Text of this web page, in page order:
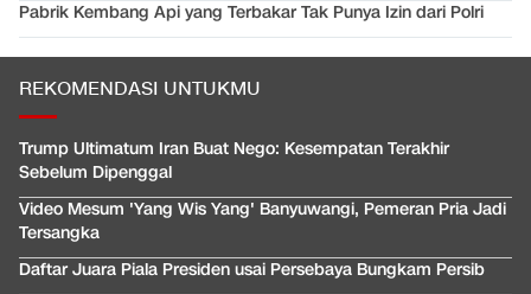
Pabrik Kembang Api yang Terbakar Tak Punya Izin dari Polri
REKOMENDASI UNTUKMU
Trump Ultimatum Iran Buat Nego: Kesempatan Terakhir
Sebelum Dipenggal
Video Mesum 'Yang Wis Yang' Banyuwangi, Pemeran Pria Jadi
Tersangka
Daftar Juara Piala Presiden usai Persebaya Bungkam Persib